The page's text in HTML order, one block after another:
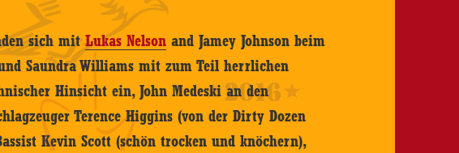
sich mitLukas Nelson and Jamey Johnson beim
Saundra Williams mit zum Teil herrlichen
Hinsicht ein, John Medeski an den
Terence Higgins (von der Dirty Dozen
Kevin Scott (schön trocken und knöchern),